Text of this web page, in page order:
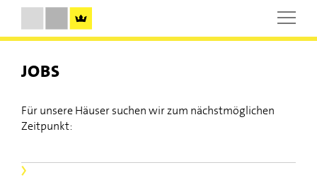
JOBS
Für unsere Häuser suchen wir zum nächstmöglichen
Zeitpunkt: